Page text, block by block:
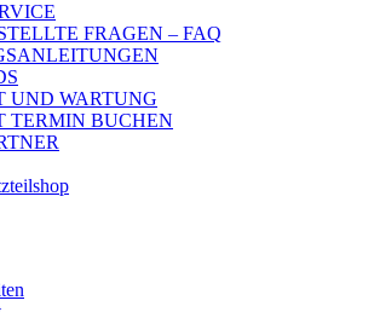
FRAGEN – FAQ
UND WARTUNG
TERMIN BUCHEN